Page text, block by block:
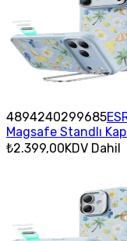
4894240299685
Magsafe Standlı
₺2.399,00KDV Dahil